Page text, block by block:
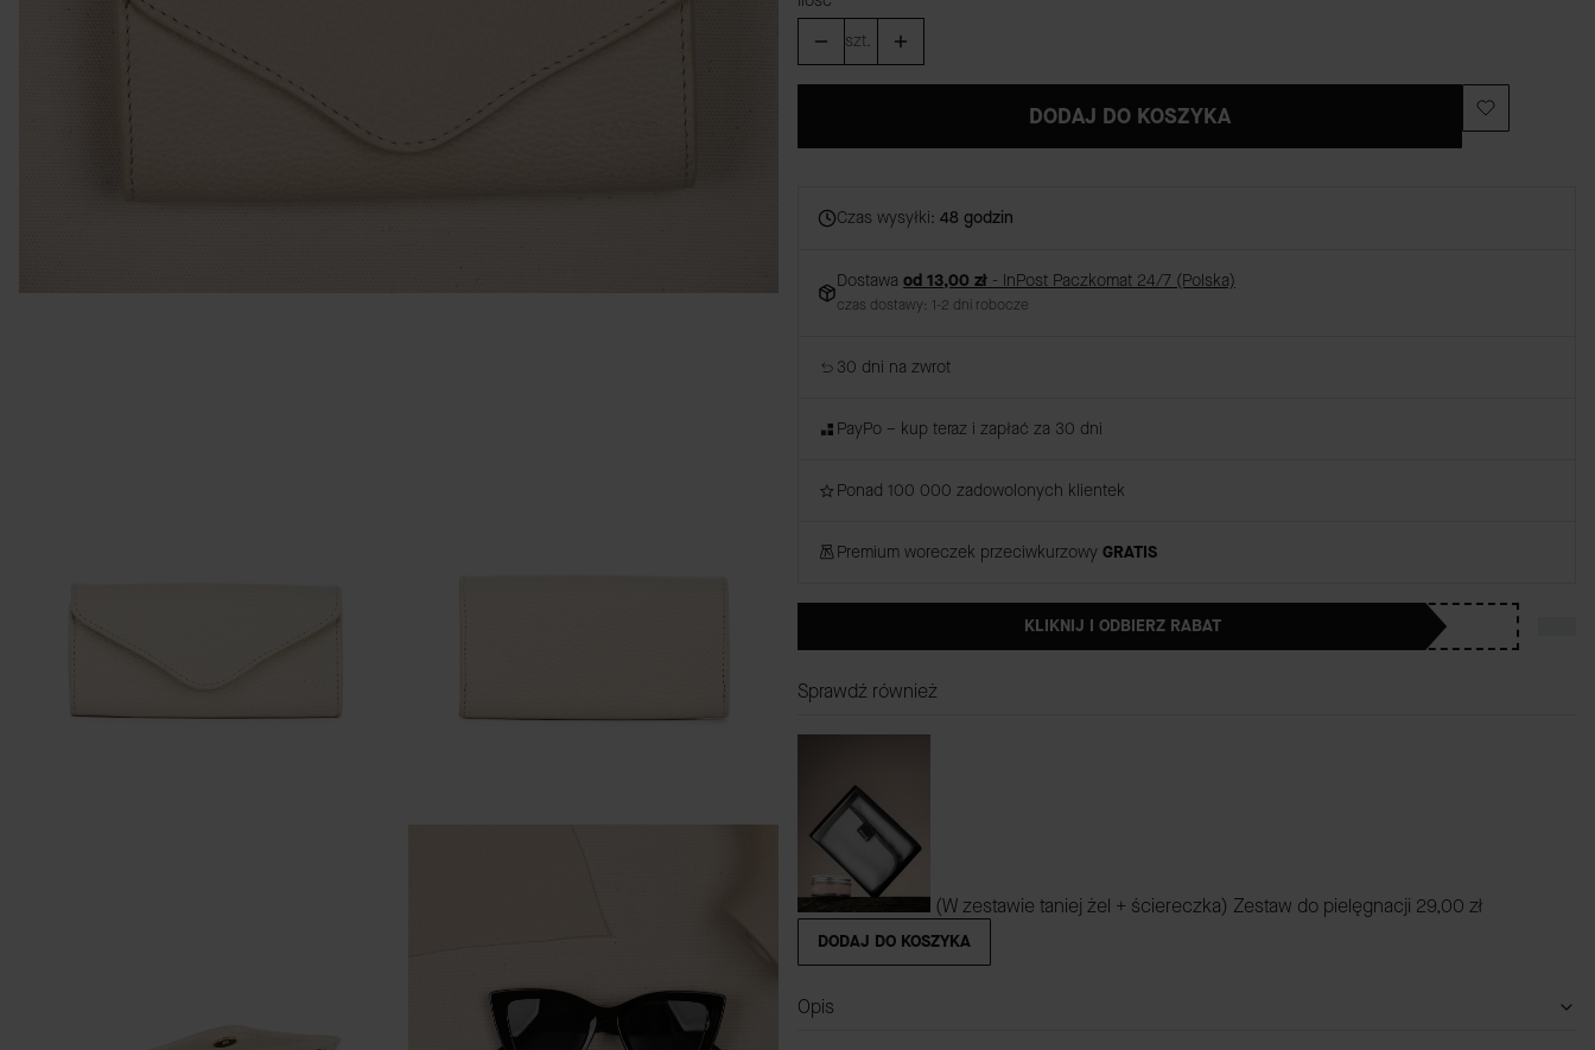
szt.
DODAJ DO KOSZYKA
Czas wysyłki: 48 godzin
Dostawa od 13,00 zł - InPost Paczkomat 24/7 (Polska)
czas dostawy: 1-2 dni robocze
30 dni na zwrot
PayPo – kup teraz i zapłać za 30 dni
Ponad 100 000 zadowolonych klientek
Premium woreczek przeciwkurzowy GRATIS
KLIKNIJ I ODBIERZ RABAT
Sprawdź również
(W zestawie taniej żel + ściereczka) Zestaw do pielęgnacji 29,00 zł
DODAJ DO KOSZYKA
Opis